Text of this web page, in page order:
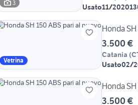
3
Usato11/2020
Vetrina
Honda
3.500 €
Catania (
Usato02/
Honda
3.500 €